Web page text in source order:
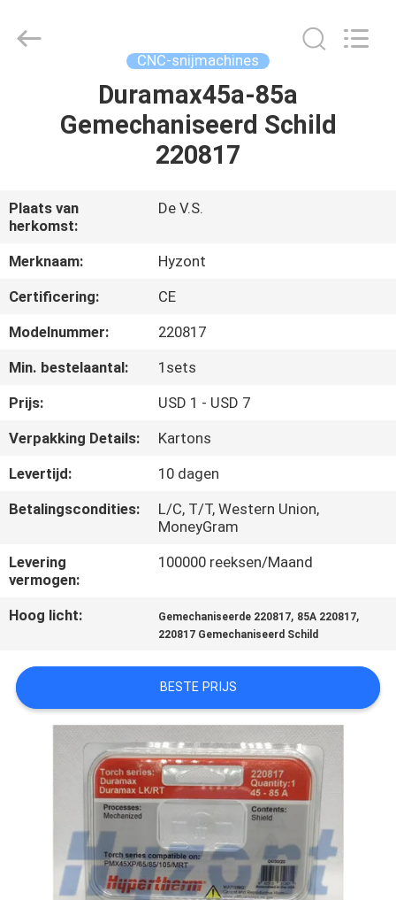
VIDEO'S
ONGEVEER
ONS
KWALITEITSCONTROLE
VERZOEK
CITAAT
SITEMAP
PRIVACYBELEID
Co.,Ltd..
CNC-snijmachines
Duramax45a-85a
Gemechaniseerd Schild
220817
Plaats van
herkomst:
De V.S.
Merknaam:
Hyzont
Certificering:
CE
Modelnummer:
220817
Min. bestelaantal:
1sets
Prijs:
USD 1 - USD 7
Verpakking Details:
Kartons
Levertijd:
10 dagen
Betalingscondities:
L/C, T/T, Western Union,
MoneyGram
Levering
vermogen:
100000 reeksen/Maand
Hoog licht: Gemechaniseerde 220817, 85A 220817,
220817 Gemechaniseerd Schild
BESTE PRIJS